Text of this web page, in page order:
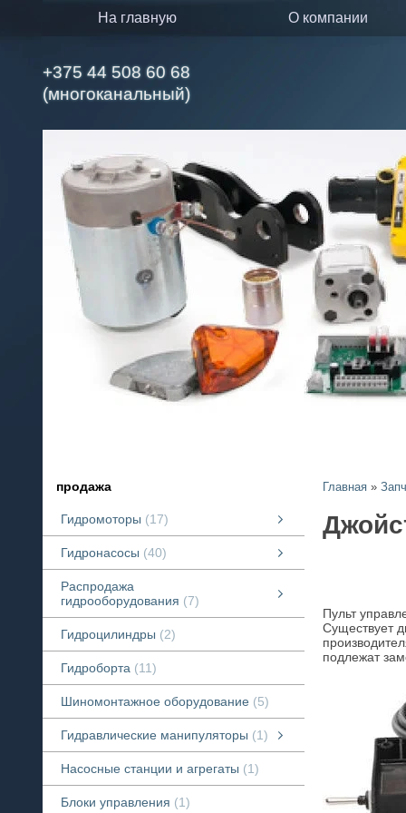
на главную о компании
+375 44 508 60 68
(многоканальный)
продажа
Гидромоторы 17
Гидронасосы 40
Распродажа
гидрооборудования
7
Гидроцилиндры 2
Гидроборта 11
Шиномонтажное оборудование 5
Гидравлические манипуляторы 1
Насосные станции и агрегаты 1
Блоки управления 1
Главная »
Пульт
Существует
подлежат